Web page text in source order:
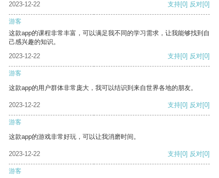
2023-12-22
支持[0] 反对[0]
游客
这款app的课程非常丰富，可以满足我不同的学习需求，让我能够找到自
己感兴趣的知识。
2023-12-22
支持[0] 反对[0]
游客
这款app的用户群体非常庞大，我可以结识到来自世界各地的朋友。
2023-12-22 支持[0] 反对[0]
游客
这款app的游戏非常好玩，可以让我消磨时间。
2023-12-22 支持[0] 反对[0]
游客